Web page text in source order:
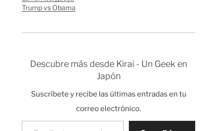
Trump vs Obama
Descubre más desde Kirai - Un Geek en
Japón
Suscríbete y recibe las últimas entradas en tu
correo electrónico.
Escribe tu correo electrónico…